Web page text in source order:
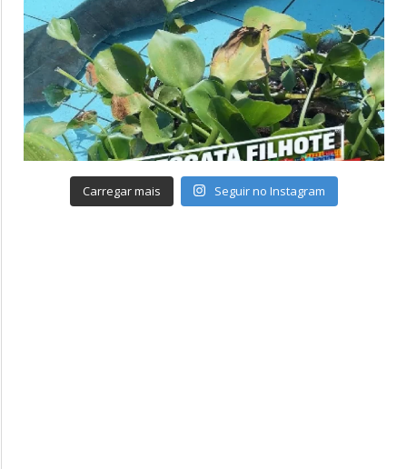
Carregar mais Seguir no Instagram